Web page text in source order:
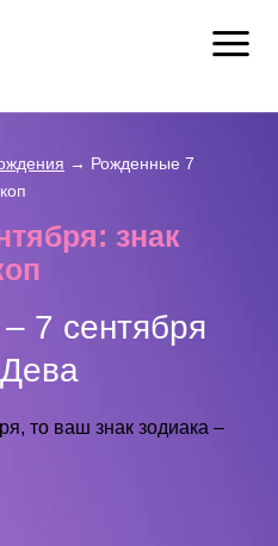
→ Рожденные 7
знак
7 сентября
то ваш знак зодиака –